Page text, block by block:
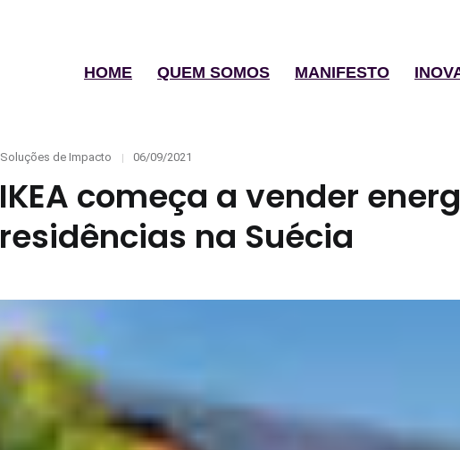
HOME QUEM SOMOS MANIFESTO
Categories
Soluções de Impacto
Posted
06/09/2021
IKEA começa a vender
residências na Suécia